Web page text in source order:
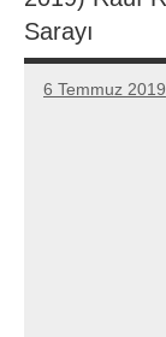
Sarayı
6 Temmuz 2019